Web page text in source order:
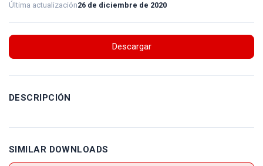
Última actualización26 de diciembre de 2020
Descargar
DESCRIPCIÓN
SIMILAR DOWNLOADS